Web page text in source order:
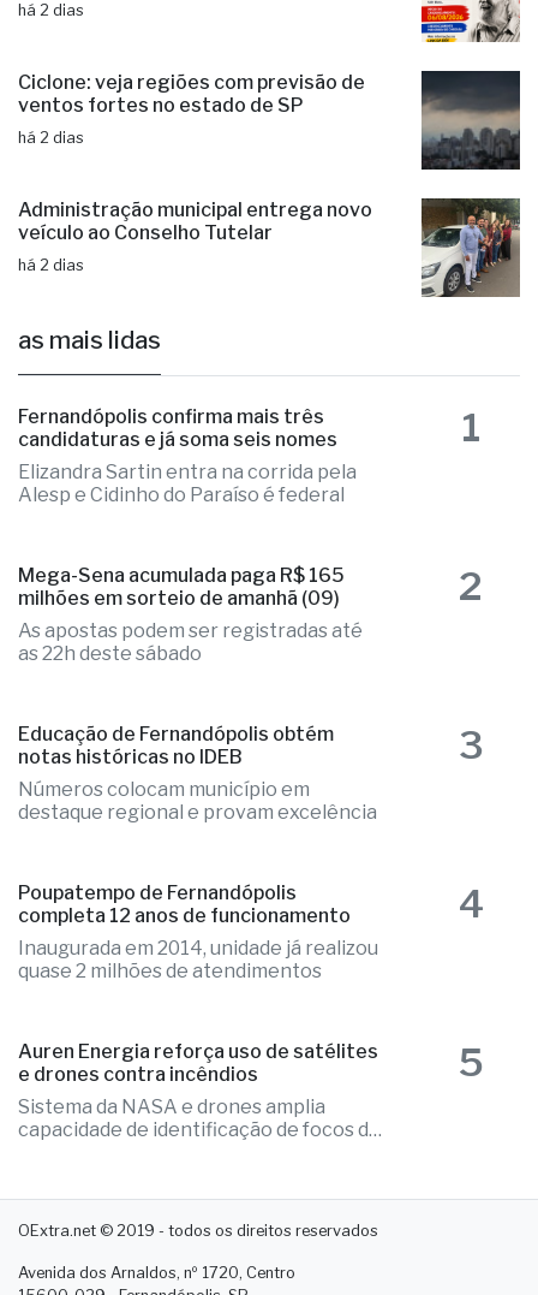
há 2 dias
Ciclone: veja regiões com previsão de
ventos fortes no estado de SP
há 2 dias
Administração municipal entrega novo
veículo ao Conselho Tutelar
há 2 dias
as mais lidas
Fernandópolis confirma mais três
candidaturas e já soma seis nomes
Elizandra Sartin entra na corrida pela
Alesp e Cidinho do Paraíso é federal
1
Mega-Sena acumulada paga R$ 165
milhões em sorteio de amanhã (09)
As apostas podem ser registradas até
as 22h deste sábado
2
Educação de Fernandópolis obtém
notas históricas no IDEB
Números colocam município em
destaque regional e provam excelência
3
Poupatempo de Fernandópolis
completa 12 anos de funcionamento
Inaugurada em 2014, unidade já realizou
quase 2 milhões de atendimentos
4
Auren Energia reforça uso de satélites
e drones contra incêndios
Sistema da NASA e drones amplia
capacidade de identificação de focos de
5
OExtra.net © 2019 - todos os direitos reservados
Avenida dos Arnaldos, nº 1720, Centro